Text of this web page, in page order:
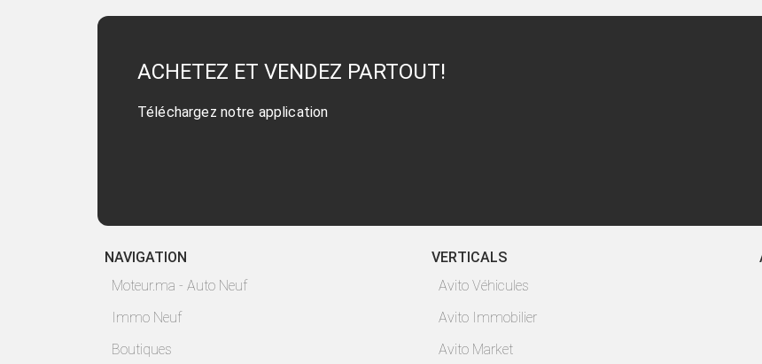
ACHETEZ ET VENDEZ PARTOUT!
Téléchargez notre application
NAVIGATION
Moteur.ma - Auto Neuf
Immo Neuf
Boutiques
VERTICALS
Avito Véhicules
Avito Immobilier
Avito Market